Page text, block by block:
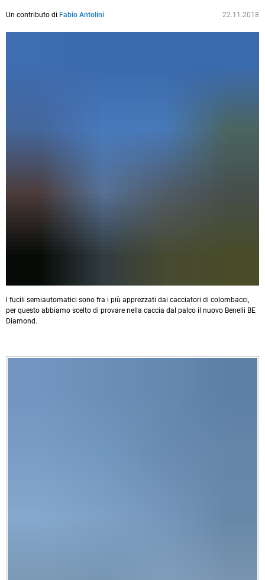
Un contributo di Fabio Antolini 22.11.2018
l fucili semiautomatici sono fra i più apprezzati dai cacciatori di colombacci,
per questo abbiamo scelto di provare nella caccia dal palco il nuovo Benelli BE
Diamond.